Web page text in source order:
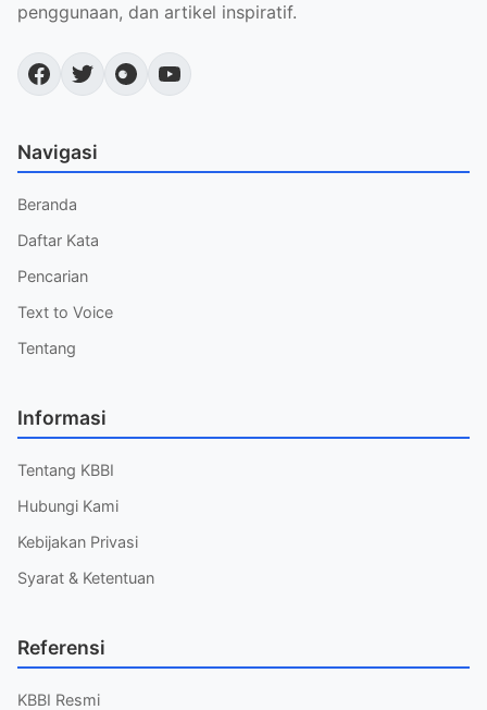
penggunaan, dan artikel inspiratif.
Navigasi
Beranda
Daftar Kata
Pencarian
Text to Voice
Tentang
Informasi
Tentang KBBI
Hubungi Kami
Kebijakan Privasi
Syarat & Ketentuan
Referensi
KBBI Resmi